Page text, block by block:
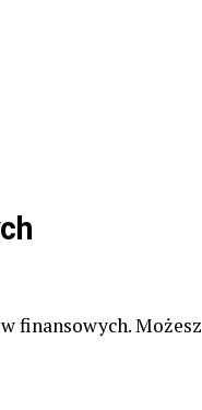
finansowych. Możesz